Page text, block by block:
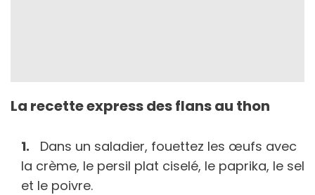
La recette express des flans au thon
Dans un saladier, fouettez les œufs avec
la crème, le persil plat ciselé, le paprika, le sel
et le poivre.